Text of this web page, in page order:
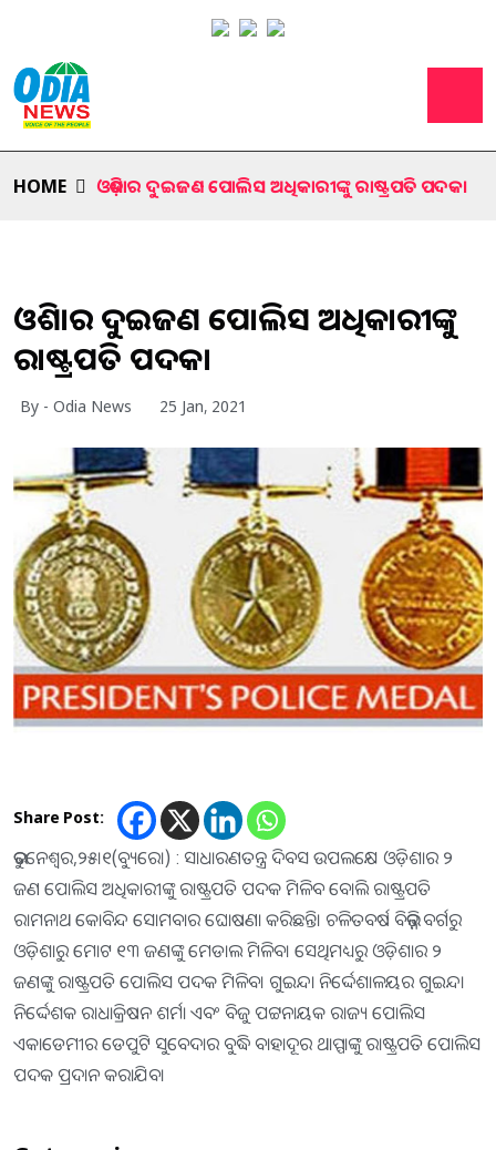
HOME ଓଡ଼ିଶାର ଦୁଇଜଣ ପୋଲିସ ଅଧିକାରୀଙ୍କୁ ରାଷ୍ଟ୍ରପତି ପଦକ।
ଓଡ଼ିଶାର ଦୁଇଜଣ ପୋଲିସ ଅଧିକାରୀଙ୍କୁ
ରାଷ୍ଟ୍ରପତି ପଦକ।
By - Odia News 25 Jan, 2021
Share Post:
ଭୁବନେଶ୍ୱର,୨୫।୧(ବ୍ୟୁରୋ) : ସାଧାରଣତନ୍ତ୍ର ଦିବସ ଉପଲକ୍ଷେ ଓଡ଼ିଶାର ୨
ଜଣ ପୋଲିସ ଅଧିକାରୀଙ୍କୁ ରାଷ୍ଟ୍ରପତି ପଦକ ମିଳିବ ବୋଲି ରାଷ୍ଟ୍ରପତି
ରାମନାଥ କୋବିନ୍ଦ ସୋମବାର ଘୋଷଣା କରିଛନ୍ତି। ଚଳିତବର୍ଷ ବିଭିନ୍ନ ବର୍ଗରୁ
ଓଡ଼ିଶାରୁ ମୋଟ ୧୩ ଜଣଙ୍କୁ ମେଡାଲ ମିଳିବ। ସେଥିମଧ୍ୟରୁ ଓଡ଼ିଶାର ୨
ଜଣଙ୍କୁ ରାଷ୍ଟ୍ରପତି ପୋଲିସ ପଦକ ମିଳିବ। ଗୁଇନ୍ଦା ନିର୍ଦ୍ଦେଶାଳୟର ଗୁଇନ୍ଦା
ନିର୍ଦ୍ଦେଶକ ରାଧାକ୍ରିଷନ ଶର୍ମା ଏବଂ ବିଜୁ ପଟ୍ଟନାୟକ ରାଜ୍ୟ ପୋଲିସ
ଏକାଡେମୀର ଡେପୁଟି ସୁବେଦାର ବୁଦ୍ଧି ବାହାଦୂର ଥାପ୍ପାଙ୍କୁ ରାଷ୍ଟ୍ରପତି ପୋଲିସ
ପଦକ ପ୍ରଦାନ କରାଯିବ।